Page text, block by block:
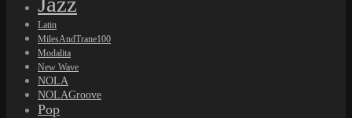
Latin
MilesAndTrane100
Modalita
New Wave
NOLA
NOLAGroove
Pop